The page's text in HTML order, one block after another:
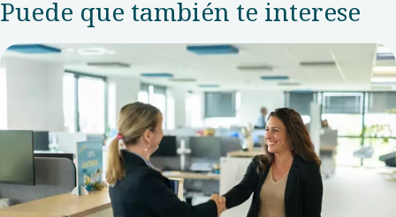
Technique
como
Aftermarket
Representative
en el centro
de atención al
cliente de los
Puede que también te interese